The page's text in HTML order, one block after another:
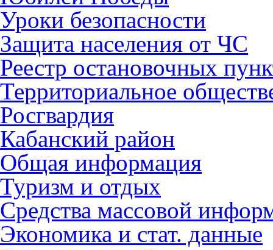
Уроки безопасности
Защита населения от ЧС
Реестр остановочных
Территориальное
Росгвардия
Кабанский район
Общая информация
Туризм и отдых
Средства массовой
Экономика и стат. данные